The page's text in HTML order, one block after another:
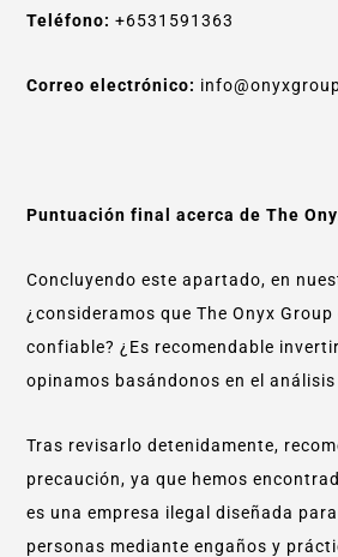
Teléfono: +6531591363
Correo electrónico:
Puntuación final acerca de The
Concluyendo este apartado, en
¿consideramos que The Onyx Group
confiable? ¿Es recomendable
opinamos basándonos en el análisis
Tras revisarlo detenidamente,
precaución, ya que hemos
es una empresa ilegal diseñada
personas mediante engaños y